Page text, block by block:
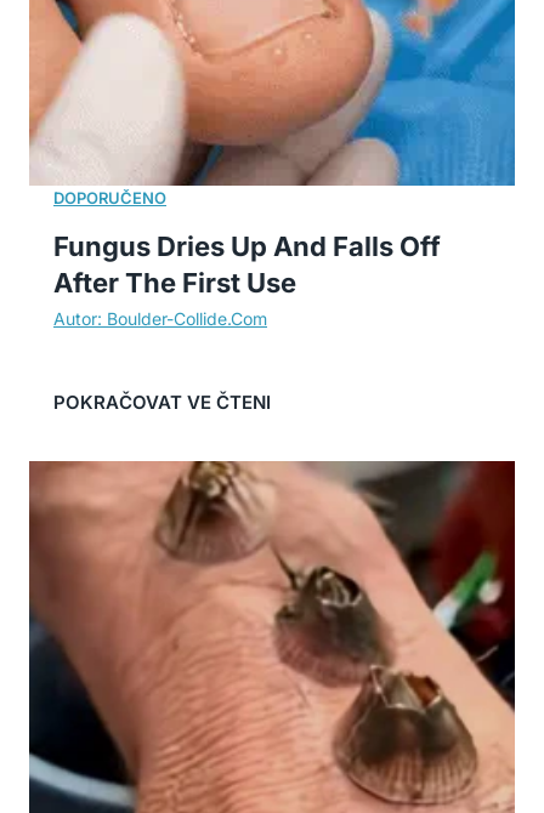
Fungus Dries Up And Falls Off
After The First Use